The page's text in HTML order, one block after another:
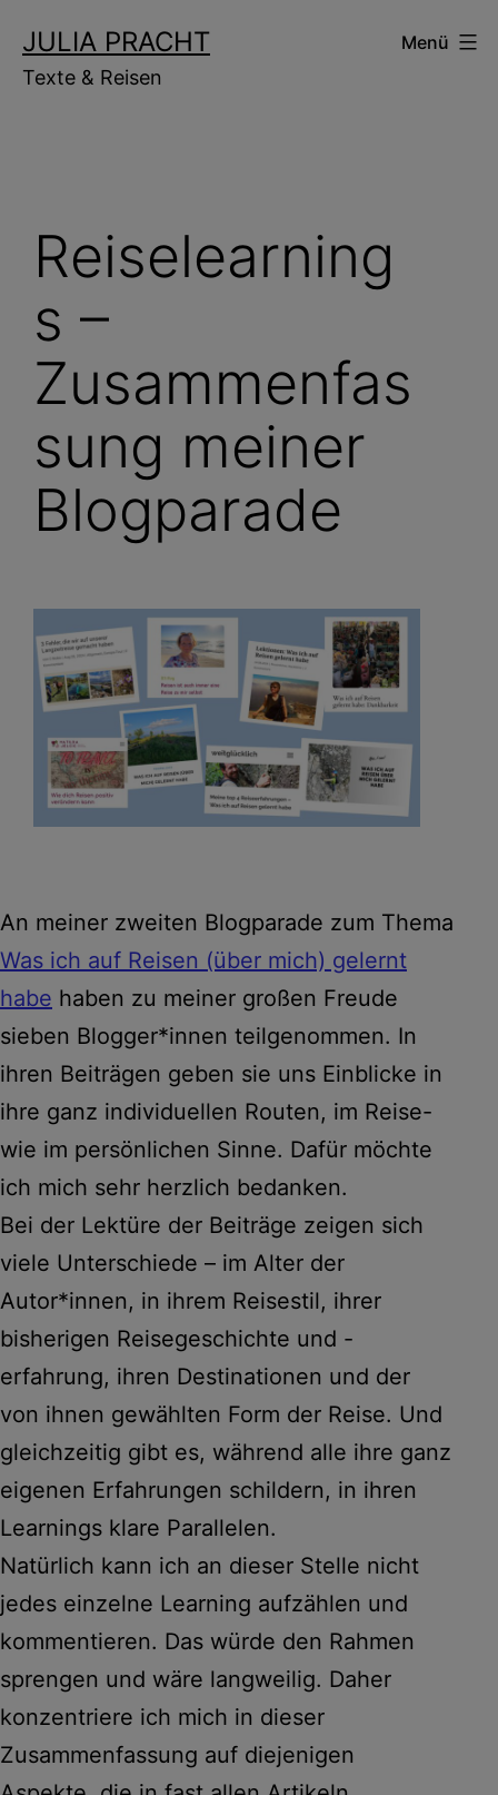
Inhalt
springen
JULIA PRACHT
Texte & Reisen
Menü
Reiselearning
s –
Zusammenfas
sung meiner
Blogparade
An meiner zweiten Blogparade zum Thema
Was ich auf Reisen (über mich) gelernt
habe haben zu meiner großen Freude
sieben Blogger*innen teilgenommen. In
ihren Beiträgen geben sie uns Einblicke in
ihre ganz individuellen Routen, im Reise-
wie im persönlichen Sinne. Dafür möchte
ich mich sehr herzlich bedanken.
Bei der Lektüre der Beiträge zeigen sich
viele Unterschiede – im Alter der
Autor*innen, in ihrem Reisestil, ihrer
bisherigen Reisegeschichte und -
erfahrung, ihren Destinationen und der
von ihnen gewählten Form der Reise. Und
gleichzeitig gibt es, während alle ihre ganz
eigenen Erfahrungen schildern, in ihren
Learnings klare Parallelen.
Natürlich kann ich an dieser Stelle nicht
jedes einzelne Learning aufzählen und
kommentieren. Das würde den Rahmen
sprengen und wäre langweilig. Daher
konzentriere ich mich in dieser
Zusammenfassung auf diejenigen